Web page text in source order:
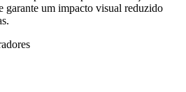
garante um impacto visual reduzido